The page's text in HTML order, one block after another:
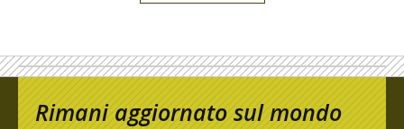
Rimani aggiornato sul mondo